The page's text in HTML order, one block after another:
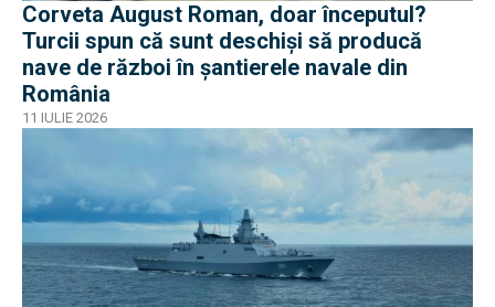
Corveta August Roman, doar începutul?
Turcii spun că sunt deschiși să producă
nave de război în șantierele navale din
România
11 IULIE 2026